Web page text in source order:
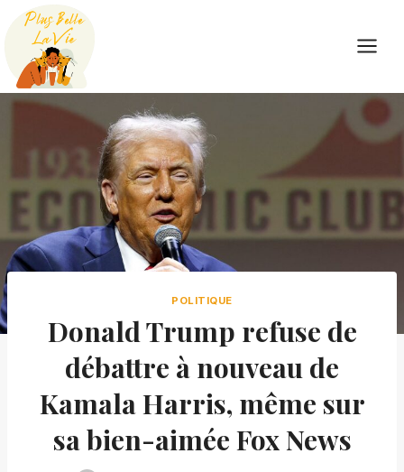
Skip
content
POLITIQUE
Donald Trump refuse de
débattre à nouveau de
Kamala Harris, même sur
sa bien-aimée Fox News